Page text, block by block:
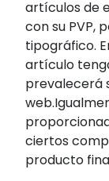
artículos de
con su PVP,
tipográfico.
artículo
prevalecerá
ciertos
producto